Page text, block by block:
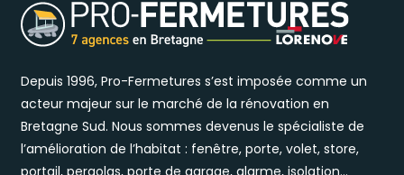
Depuis 1996, Pro-Fermetures s’est imposée comme un
acteur majeur sur le marché de la rénovation en
Bretagne Sud. Nous sommes devenus le spécialiste de
l’amélioration de l’habitat : fenêtre, porte, volet, store,